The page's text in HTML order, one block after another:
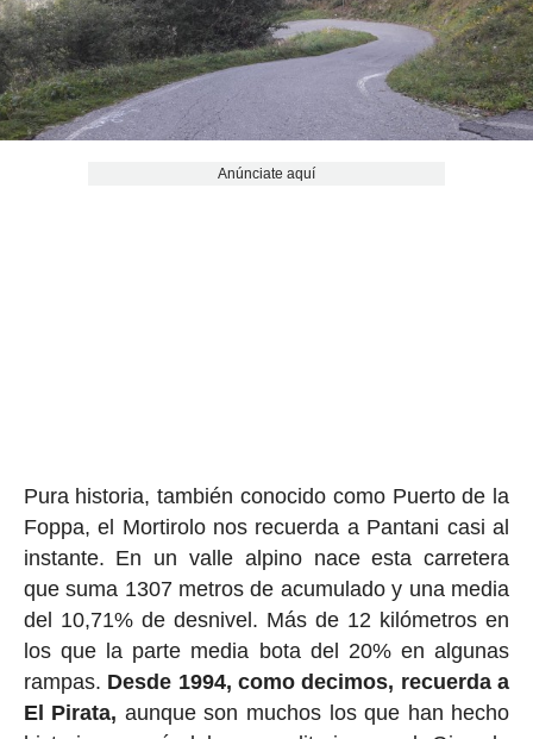
Anúnciate aquí
Pura historia, también conocido como Puerto de la
Foppa, el Mortirolo nos recuerda a Pantani casi al
instante. En un valle alpino nace esta carretera
que suma 1307 metros de acumulado y una media
del 10,71% de desnivel. Más de 12 kilómetros en
los que la parte media bota del 20% en algunas
rampas. Desde 1994, como decimos, recuerda a
El Pirata, aunque son muchos los que han hecho